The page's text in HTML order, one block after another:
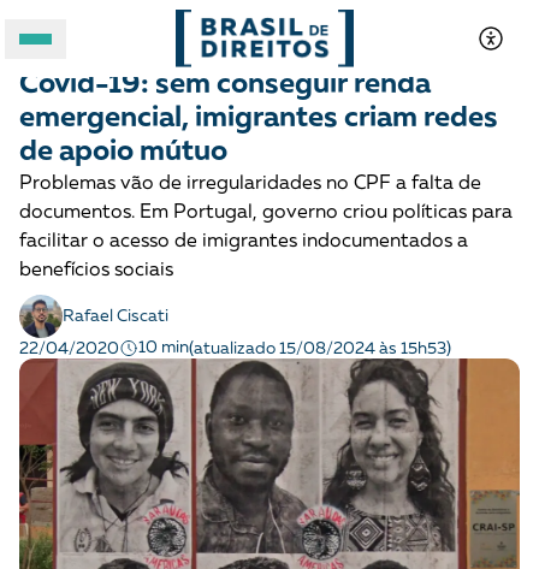
A BRASIL DE DIREITOS
ASSUNTOS
FORMATOS
Apoie a Brasil de Direitos
A [BD] conta as histórias de quem defende
Notícias
Covid-19: sem conseguir renda
emergencial, imigrantes criam redes
de apoio mútuo
Problemas vão de irregularidades no CPF a falta de
documentos. Em Portugal, governo criou políticas para
facilitar o acesso de imigrantes indocumentados a
benefícios sociais
Rafael Ciscati
22/04/2020
10 min(atualizado 15/08/2024 às 15h53)